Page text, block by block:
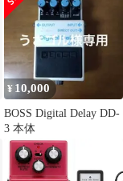
¥ 10,000
BOSS Digital Delay DD-
3 本体